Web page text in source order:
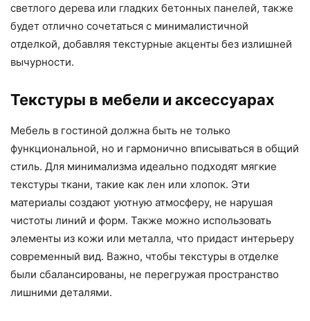
светлого дерева или гладких бетонных панелей, также
будет отлично сочетаться с минималистичной
отделкой, добавляя текстурные акценты без излишней
вычурности.
Текстуры в мебели и аксессуарах
Мебель в гостиной должна быть не только
функциональной, но и гармонично вписываться в общий
стиль. Для минимализма идеально подходят мягкие
текстуры ткани, такие как лен или хлопок. Эти
материалы создают уютную атмосферу, не нарушая
чистоты линий и форм. Также можно использовать
элементы из кожи или металла, что придаст интерьеру
современный вид. Важно, чтобы текстуры в отделке
были сбалансированы, не перегружая пространство
лишними деталями.